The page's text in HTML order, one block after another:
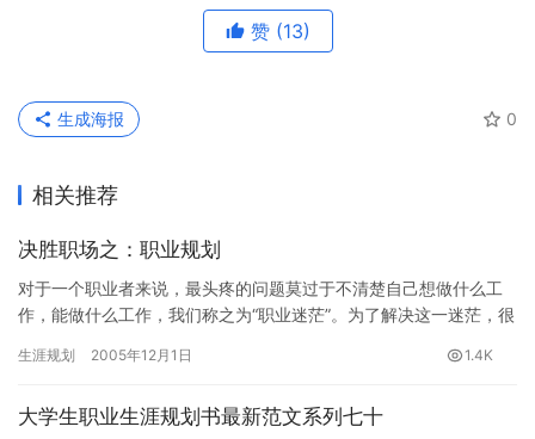
赞 (13)
0
生成海报
相关推荐
决胜职场之：职业规划
对于一个职业者来说，最头疼的问题莫过于不清楚自己想做什么工
作，能做什么工作，我们称之为“职业迷茫”。为了解决这一迷茫，很
最…
生涯规划 2005年12月1日 1.4K
大学生职业生涯规划书最新范文系列七十